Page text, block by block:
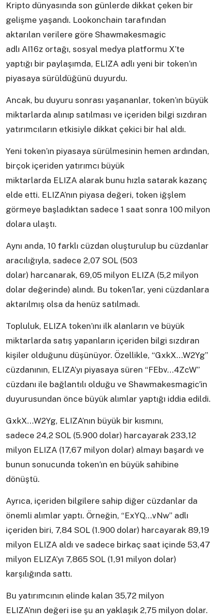
Kripto dünyasında son günlerde dikkat çeken bir
gelişme yaşandı. Lookonchain tarafından
aktarılan verilere göre Shawmakesmagic
adlı AI16z ortağı, sosyal medya platformu X’te
yaptığı bir paylaşımda, ELIZA adlı yeni bir token’ın
piyasaya sürüldüğünü duyurdu.
Ancak, bu duyuru sonrası yaşananlar, token’ın büyük
miktarlarda alınıp satılması ve içeriden bilgi sızdıran
yatırımcıların etkisiyle dikkat çekici bir hal aldı.
Yeni token’ın piyasaya sürülmesinin hemen ardından,
birçok içeriden yatırımcı büyük
miktarlarda ELIZA alarak bunu hızla satarak kazanç
elde etti. ELIZA’nın piyasa değeri, token iğşlem
görmeye başladıktan sadece 1 saat sonra 100 milyon
dolara ulaştı.
Aynı anda, 10 farklı cüzdan oluşturulup bu cüzdanlar
aracılığıyla, sadece 2,07 SOL (503
dolar) harcanarak, 69,05 milyon ELIZA (5,2 milyon
dolar değerinde) alındı. Bu token’lar, yeni cüzdanlara
aktarılmış olsa da henüz satılmadı.
Topluluk, ELIZA token’ını ilk alanların ve büyük
miktarlarda satış yapanların içeriden bilgi sızdıran
kişiler olduğunu düşünüyor. Özellikle, “GxkX…W2Yg”
cüzdanının, ELIZA’yı piyasaya süren “FEbv…4ZcW”
cüzdanı ile bağlantılı olduğu ve Shawmakesmagic’in
duyurusundan önce büyük alımlar yaptığı iddia edildi.
GxkX…W2Yg, ELIZA’nın büyük bir kısmını,
sadece 24,2 SOL (5.900 dolar) harcayarak 233,12
milyon ELIZA (17,67 milyon dolar) almayı başardı ve
bunun sonucunda token’ın en büyük sahibine
dönüştü.
Ayrıca, içeriden bilgilere sahip diğer cüzdanlar da
önemli alımlar yaptı. Örneğin, “ExYQ…vNw” adlı
içeriden biri, 7,84 SOL (1.900 dolar) harcayarak 89,19
milyon ELIZA aldı ve sadece birkaç saat içinde 53,47
milyon ELIZA’yı 7,865 SOL (1,91 milyon dolar)
karşılığında sattı.
Bu yatırımcının elinde kalan 35,72 milyon
ELIZA’nın değeri ise şu an yaklaşık 2,75 milyon dolar.